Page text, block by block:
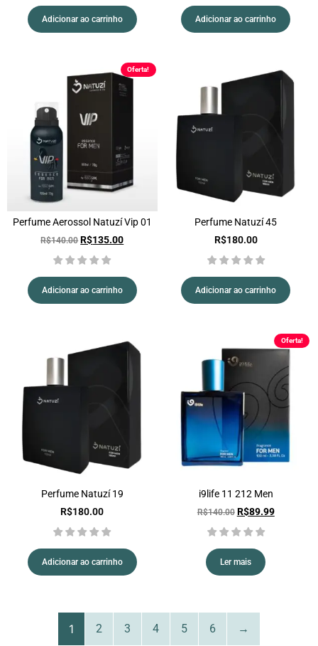
Adicionar ao carrinho Adicionar ao carrinho
Oferta!
Perfume Aerossol Natuzí Vip 01
R$140.00 R$135.00
Adicionar ao carrinho
Perfume Natuzí 45
R$180.00
Adicionar ao carrinho
Perfume Natuzí 19
R$180.00
Adicionar ao carrinho
Oferta!
i9life 11 212 Men
R$140.00 R$89.99
Ler mais
1 2 3 4 5 6 →